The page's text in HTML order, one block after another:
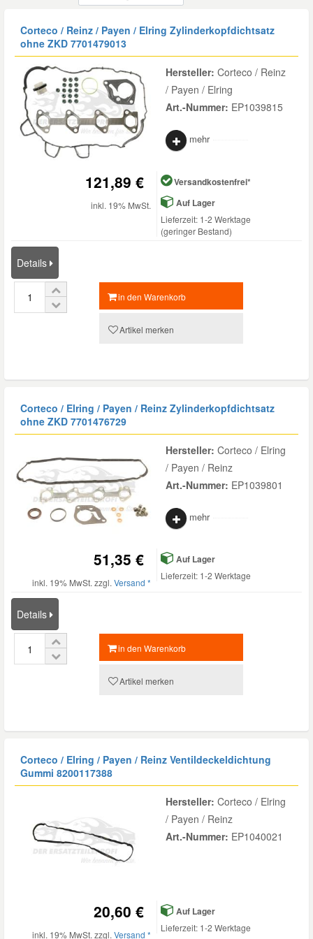
Corteco / Reinz / Payen / Elring Zylinderkopfdichtsatz
ohne ZKD 7701479013
Hersteller: Corteco / Reinz
/ Payen / Elring
Art.-Nummer: EP1039815
mehr
121,89 €
inkl. 19% MwSt.
Versandkostenfrei*
Auf Lager
Lieferzeit: 1-2 Werktage
(geringer Bestand)
Details
in den Warenkorb
Artikel merken
Corteco / Elring / Payen / Reinz Zylinderkopfdichtsatz
ohne ZKD 7701476729
Hersteller: Corteco / Elring
/ Payen / Reinz
Art.-Nummer: EP1039801
mehr
51,35 €
inkl. 19% MwSt. zzgl. Versand *
Auf Lager
Lieferzeit: 1-2 Werktage
Details
in den Warenkorb
Artikel merken
Corteco / Elring / Payen / Reinz Ventildeckeldichtung
Gummi 8200117388
Hersteller: Corteco / Elring
/ Payen / Reinz
Art.-Nummer: EP1040021
20,60 €
inkl. 19% MwSt. zzgl. Versand *
Auf Lager
Lieferzeit: 1-2 Werktage
Scheibenreinigung
Zündanlage und Glühanlage
Karosserie Werkzeug
Werkstattbedarf
Winter-Autozubehör
Daewoo Ersatzteile
Daihatsu Ersatzteile
Dodge Ersatzteile
Honda Ersatzteile
Hyundai Ersatzteile
Kia Ersatzteile
Lancia Ersatzteile
Mercedes Ersatzteile
Mini Ersatzteile
Mitsubishi Ersatzteile
Nissan Ersatzteile
Seat Ersatzteile
Skoda Ersatzteile
Smart Ersatzteile
Vauxhall Ersatzteile
Volvo Ersatzteile